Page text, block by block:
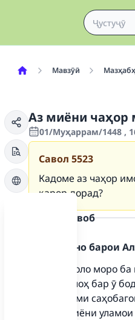
Мавзӯӣ
Аз миёни чаҳор
01/Муҳаррам/1448 ,
Савол 5523
Кадоме аз чаҳор
қарор дорад?
Матни ҷавоб
Ҳамду сано барои
Аллоҳ таъоло моро
паёми Аллоҳ бар ӯ
асоси фаҳми
онҳо аз миёни